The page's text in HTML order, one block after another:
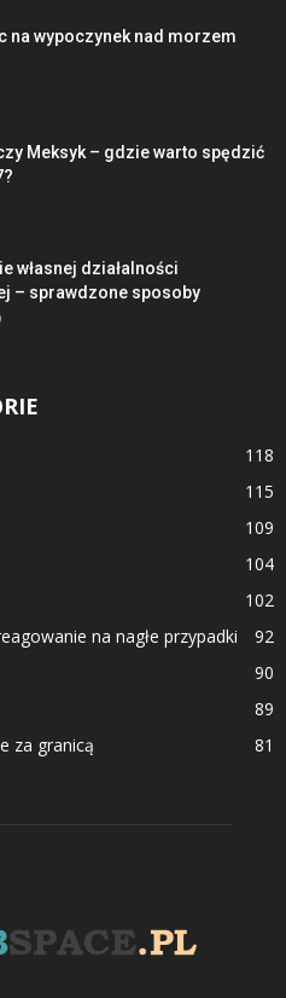
na wypoczynek nad morzem
Meksyk – gdzie warto spędzić
własnej działalności
– sprawdzone sposoby
118
115
109
104
102
na nagłe przypadki
92
90
89
za granicą
81